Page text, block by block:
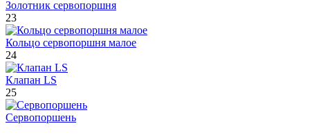
Золотник сервопоршня
23
Кольцо сервопоршня малое
24
Клапан LS
25
Сервопоршень